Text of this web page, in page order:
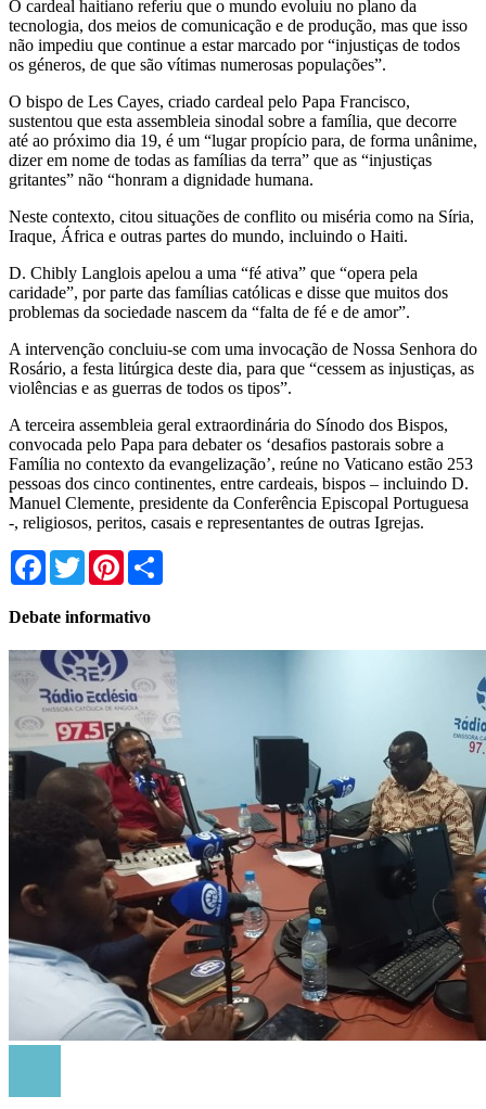
O cardeal haitiano referiu que o mundo evoluiu no plano da
tecnologia, dos meios de comunicação e de produção, mas que isso
não impediu que continue a estar marcado por “injustiças de todos
os géneros, de que são vítimas numerosas populações”.
O bispo de Les Cayes, criado cardeal pelo Papa Francisco,
sustentou que esta assembleia sinodal sobre a família, que decorre
até ao próximo dia 19, é um “lugar propício para, de forma unânime,
dizer em nome de todas as famílias da terra” que as “injustiças
gritantes” não “honram a dignidade humana.
Neste contexto, citou situações de conflito ou miséria como na Síria,
Iraque, África e outras partes do mundo, incluindo o Haiti.
D. Chibly Langlois apelou a uma “fé ativa” que “opera pela
caridade”, por parte das famílias católicas e disse que muitos dos
problemas da sociedade nascem da “falta de fé e de amor”.
A intervenção concluiu-se com uma invocação de Nossa Senhora do
Rosário, a festa litúrgica deste dia, para que “cessem as injustiças, as
violências e as guerras de todos os tipos”.
A terceira assembleia geral extraordinária do Sínodo dos Bispos,
convocada pelo Papa para debater os ‘desafios pastorais sobre a
Família no contexto da evangelização’, reúne no Vaticano estão 253
pessoas dos cinco continentes, entre cardeais, bispos – incluindo D.
Manuel Clemente, presidente da Conferência Episcopal Portuguesa
-, religiosos, peritos, casais e representantes de outras Igrejas.
Facebook
TwitterPinterest
Debate informativo